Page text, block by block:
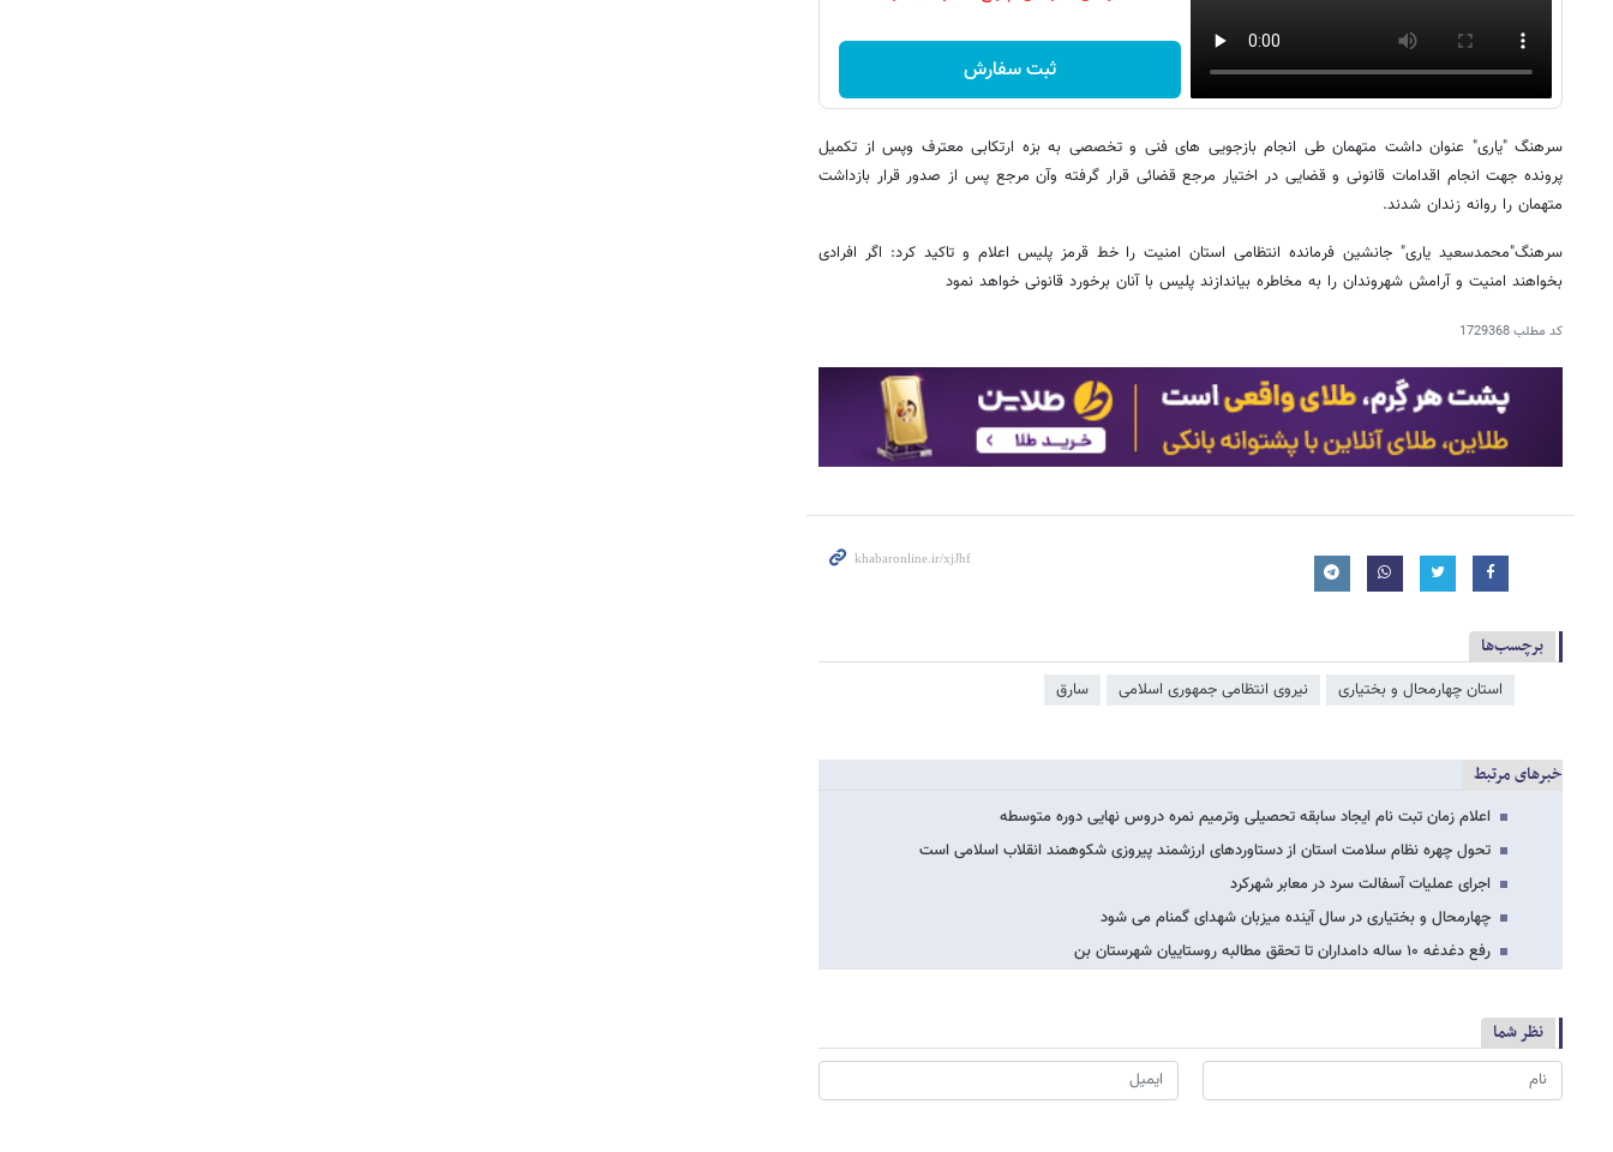
ثبت سفارش
سرهنگ "یاری" عنوان داشت متهمان طی انجام بازجویی های فنی و تخصصی به بزه ارتکابی معترف وپس از تکمیل
پرونده جهت انجام اقدامات قانونی و قضایی در اختیار مرجع قضائی قرار گرفته وآن مرجع پس از صدور قرار بازداشت
متهمان را روانه زندان شدند.
سرهنگ"محمدسعید یاری" جانشین فرمانده انتظامی استان امنیت را خط قرمز پلیس اعلام و تاکید کرد: اگر افرادی
بخواهند امنیت و آرامش شهروندان را به مخاطره بیاندازند پلیس با آنان برخورد قانونی خواهد نمود
کد مطلب1729368
برچسب‌ها
استان چهارمحال و بختیاری نیروی انتظامی جمهوری اسلامی سارق
خبرهای مرتبط
اعلام زمان تبت نام ایجاد سابقه تحصیلی وترمیم نمره دروس نهایی دوره متوسطه
تحول چهره نظام سلامت استان از دستاوردهای ارزشمند پیروزی شکوهمند انقلاب اسلامی است
اجرای عملیات آسفالت سرد در معابر شهرکرد
چهارمحال و بختیاری در سال آینده میزبان شهدای گمنام می شود
رفع دغدغه ۱۰ ساله دامداران تا تحقق مطالبه روستاییان شهرستان بن
نظر شما